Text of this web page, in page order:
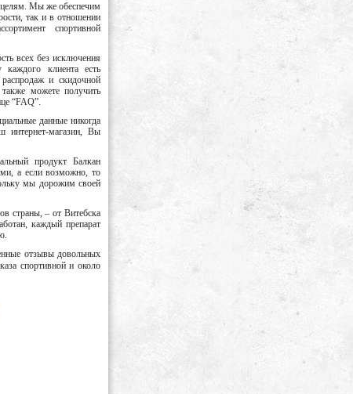
целям. Мы же обеспечим
так и в отношении
спортивной
всех без исключения
каждого клиента есть
и скидочной
можете получить
“FAQ”.
данные никогда
магазин, Вы
продукт Балкан
а если возможно, то
мы дорожим своей
страны, – от Витебска
каждый препарат
отзывы довольных
спортивной и около